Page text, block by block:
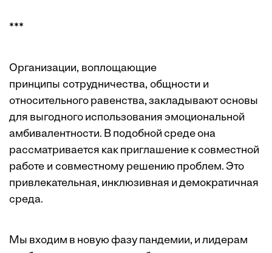
***
Организации, воплощающие
принципы сотрудничества, общности и
относительного равенства, закладывают основы
для выгодного использования эмоциональной
амбивалентности. В подобной среде она
рассматривается как приглашение к совместной
работе и совместному решению проблем. Это
привлекательная, инклюзивная и демократичная
среда.
Мы входим в новую фазу пандемии, и лидерам